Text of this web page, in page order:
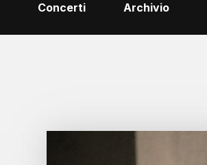
Concerti Archivio